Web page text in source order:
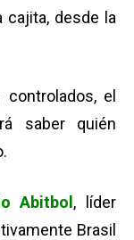
cajita, desde la
el
saber quién
Abitbol , líder
Brasil